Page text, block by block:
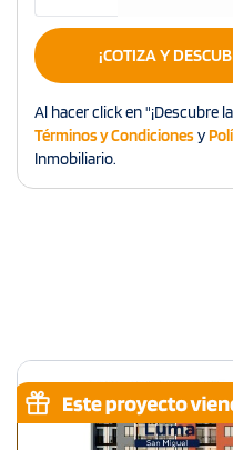
¡COTIZA Y
Al hacer click en "¡Descubre
Términos y Condicionesy
Inmobiliario.